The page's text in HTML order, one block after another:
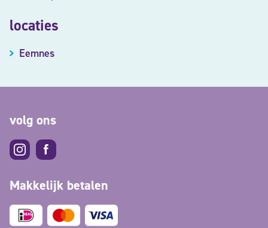
locaties
Eemnes
volg ons
Makkelijk betalen